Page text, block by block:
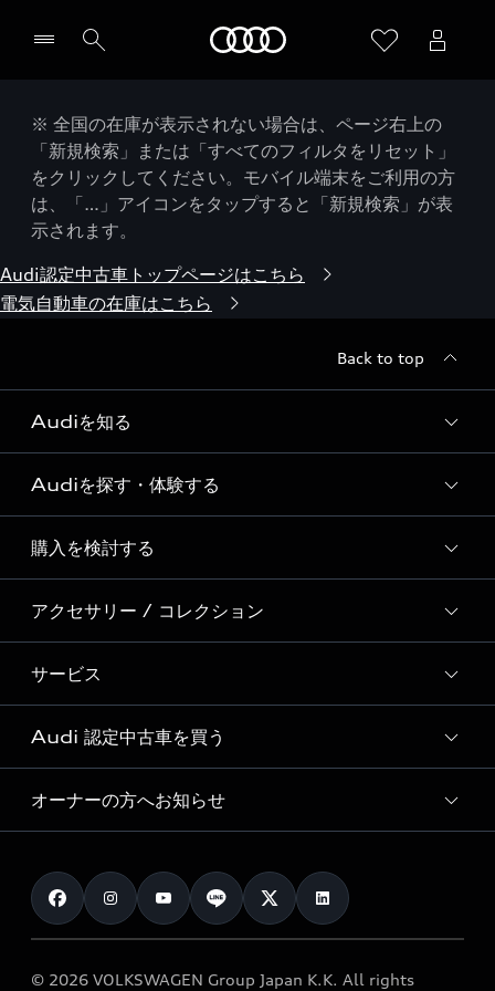
※ 全国の在庫が表示されない場合は、ページ右上の
「新規検索」または「すべてのフィルタをリセット」
をクリックしてください。モバイル端末をご利用の方
は、「…」アイコンをタップすると「新規検索」が表
示されます。
Audi認定中古車トップページはこちら
電気自動車の在庫はこちら
Back to top
Audiを知る
Audi ブランド
Story of Progress
Audi Sport
Formula 1®
デジタルサービス
Audiを探す・体験する
ディーラー検索
新車在庫検索
試乗車・展示車検索
見積り依頼
試乗予約
購入を検討する
モデル一覧
特別仕様モデル / 限定モデル
e-tronラインアップ
価格シミュレーション
車両比較
カタログ一覧
アクセサリー / コレクション
純正アクセサリー
オンラインショップ
Audi collection
アウディナビアプリ
サービス
サービス入庫予約
サービスプログラム
メンテナンス
車検 / 定期点検
e-tronアフターサポート
Audi 認定中古車を買う
Audi認定中古車
クオリティ
保証
メンテナンス
オーナーの方へお知らせ
お知らせ
オーナー様向けキャンペーン
© 2026 VOLKSWAGEN Group Japan K.K. All rights